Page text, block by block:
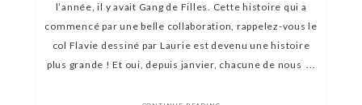
l’année, il y avait Gang de Filles. Cette histoire qui a
commencé par une belle collaboration, rappelez-vous le
col Flavie dessiné par Laurie est devenu une histoire
plus grande ! Et oui, depuis janvier, chacune de nous ...